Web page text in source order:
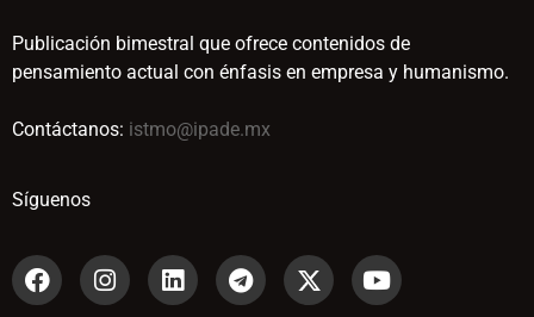
Publicación bimestral que ofrece contenidos de
pensamiento actual con énfasis en empresa y humanismo.
Contáctanos: istmo@ipade.mx
Síguenos